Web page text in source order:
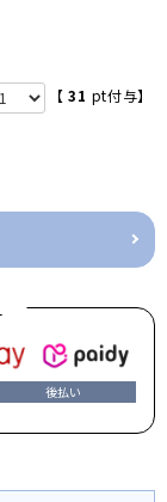
【 31 pt付与】
後払い